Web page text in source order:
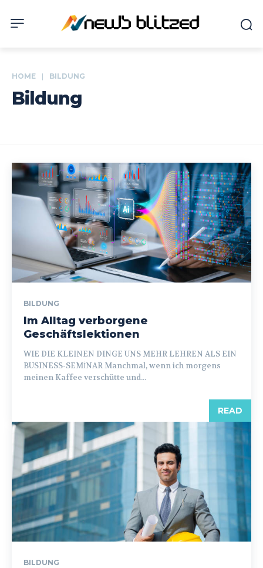
HOME BILDUNG
Bildung
BILDUNG
Im Alltag verborgene
Geschäftslektionen
WIE DIE KLEINEN DINGE UNS MEHR LEHREN ALS EIN
BUSINESS-SEMİNAR Manchmal, wenn ich morgens
meinen Kaffee verschütte und...
READ
BILDUNG